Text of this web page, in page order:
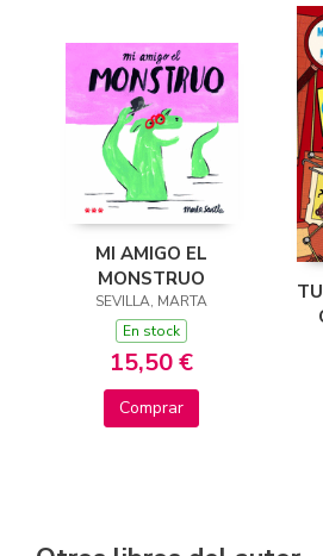
MI AMIGO EL
MONSTRUO
SEVILLA, MARTA
En stock
15,50 €
Comprar